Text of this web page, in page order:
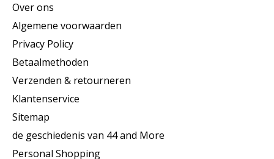
Over ons
Algemene voorwaarden
Privacy Policy
Betaalmethoden
Verzenden & retourneren
Klantenservice
Sitemap
de geschiedenis van 44 and More
Personal Shopping